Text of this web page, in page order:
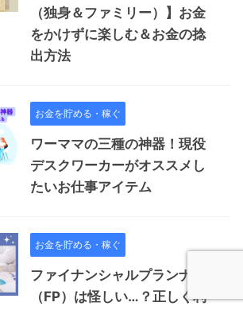
（独身＆ファミリー）】お金
をかけずに楽しむ＆お金の捻
出方法
お金を貯める・稼ぐ
ワーママの三種の神器！現役
デスクワーカーがオススメし
たいお仕事アイテム
お金を貯める・稼ぐ
ファイナンシャルプランナー
（FP）は怪しい…？正しく利